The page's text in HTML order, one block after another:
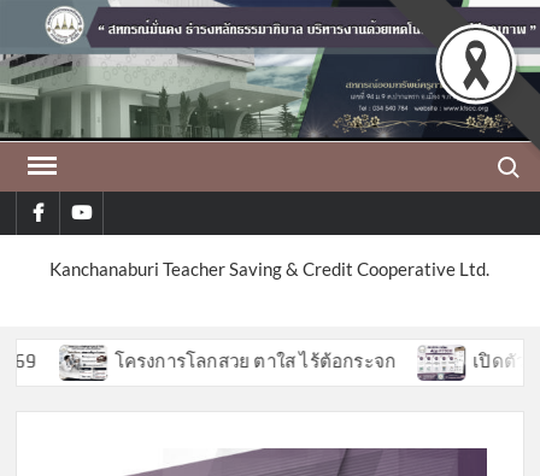
content
facebookyoutube
Kanchanaburi Teacher Saving & Credit Cooperative Ltd.
โครงการโลกสวย ตาใส ไร้ต้อกระจก เปิดตัวฟีเจอ